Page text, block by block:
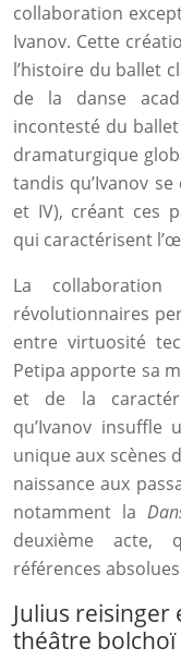
collaboration
Ivanov. Cette
l’histoire du ballet
de la danse
incontesté du
dramaturgique
tandis qu’Ivanov
et IV), créant ces
qui caractérisent
La
révolutionnaires
entre virtuosité
Petipa apporte sa
et de la
qu’Ivanov
unique aux scènes
naissance aux
notamment la
deuxième acte,
références
Julius reisinger
théâtre bolchoï